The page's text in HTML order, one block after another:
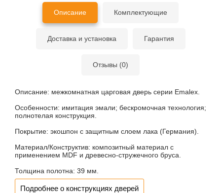
Описание Комплектующие
Доставка и установка Гарантия
Отзывы (0)
Описание: межкомнатная царговая дверь серии Emalex.
Особенности: имитация эмали; бескромочная технология;
полнотелая конструкция.
Покрытие: экошпон с защитным слоем лака (Германия).
Материал/Конструктив: композитный материал с
применением MDF и древесно-стружечного бруса.
Толщина полотна: 39 мм.
Подробнее о конструкциях дверей